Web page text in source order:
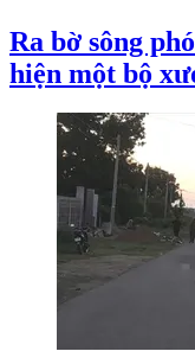
Ra bờ sông
hiện một bộ